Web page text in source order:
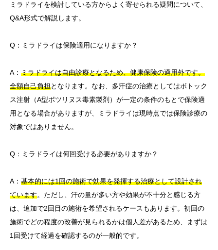
ミラドライを検討している方からよく寄せられる疑問について、
Q&A形式で解説します。
Q：ミラドライは保険適用になりますか？
A： ミラドライは自由診療となるため、健康保険の適用外です。
全額自己負担となります。なお、多汗症の治療としてはボトック
ス注射（A型ボツリヌス毒素製剤）が一定の条件のもとで保険適
用となる場合がありますが、ミラドライは現時点では保険診療の
対象ではありません。
Q：ミラドライは何回受ける必要がありますか？
A： 基本的には1回の施術で効果を発揮する治療として設計され
ています。ただし、汗の量が多い方や効果が不十分と感じる方
は、追加で2回目の施術を希望されるケースもあります。初回の
施術でどの程度の改善が見られるかは個人差があるため、まずは
1回受けて経過を確認するのが一般的です。